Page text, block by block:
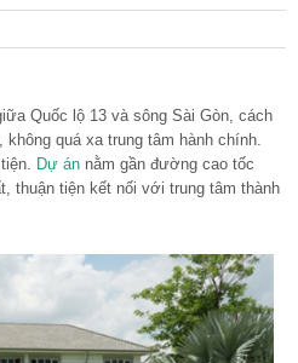
Quốc lộ 13 và sông Sài Gòn, cách
quá xa trung tâm hành chính.
Dự án nằm gần đường cao tốc
thuận tiện kết nối với trung tâm thành